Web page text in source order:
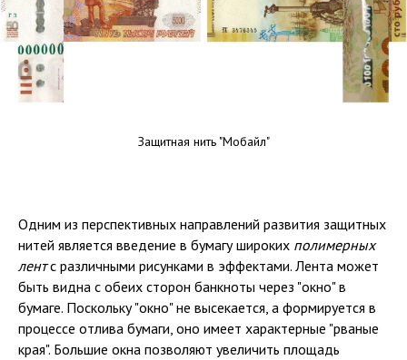
Защитная нить "Мобайл"
Одним из перспективных направлений развития защитных
нитей является введение в бумагу широких полимерных
лентс различными рисунками в эффектами. Лента может
быть видна с обеих сторон банкноты через "окно" в
бумаге. Поскольку "окно" не высекается, а формируется в
процессе отлива бумаги, оно имеет характерные "рваные
края". Большие окна позволяют увеличить площадь